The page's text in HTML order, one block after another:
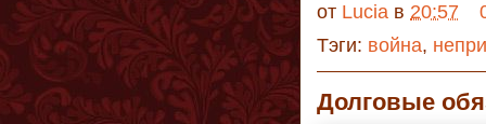
от Lucia в 20:57
Тэги: война,
Долговые